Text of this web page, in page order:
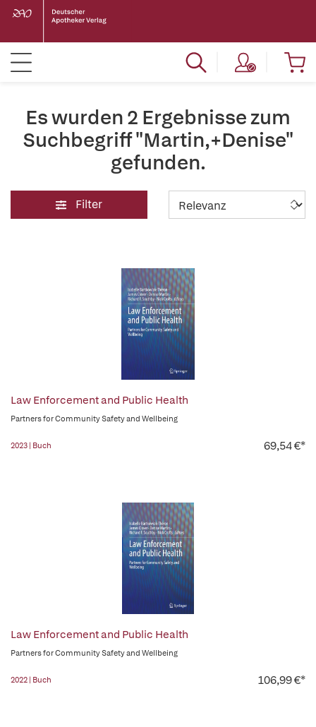
Es wurden 2 Ergebnisse zum
Suchbegriff "Martin,+Denise"
gefunden.
Filter
Law Enforcement and Public Health
Partners for Community Safety and Wellbeing
2023 | Buch 69,54 €*
Law Enforcement and Public Health
Partners for Community Safety and Wellbeing
2022 | Buch 106,99 €*